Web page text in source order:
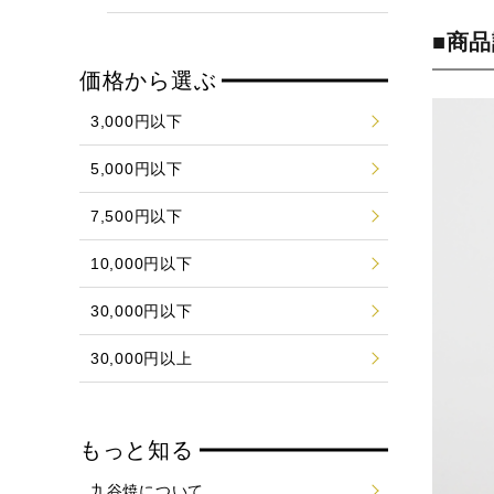
■商
価格から選ぶ
3,000円以下
5,000円以下
7,500円以下
10,000円以下
30,000円以下
30,000円以上
もっと知る